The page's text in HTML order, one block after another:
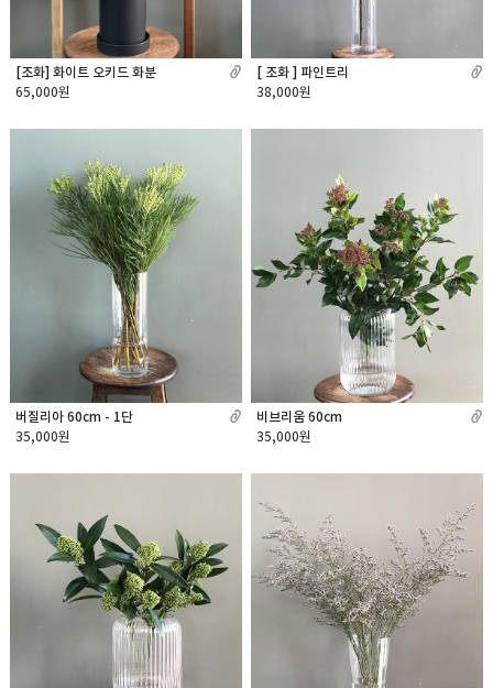
[조화] 화이트 오키드 화분
65,000원
[ 조화 ] 파인트리
38,000원
버질리아 60cm - 1단
35,000원
비브리움 60cm
35,000원